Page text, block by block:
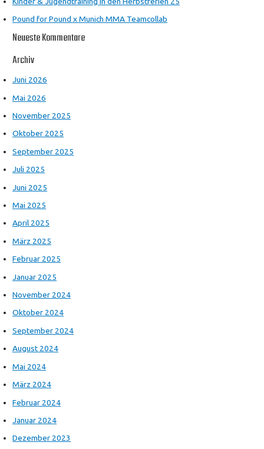
Pound for Pound x Munich MMA Teamcollab
Neueste Kommentare
Archiv
Juni 2026
Mai 2026
November 2025
Oktober 2025
September 2025
Juli 2025
Juni 2025
Mai 2025
April 2025
März 2025
Februar 2025
Januar 2025
November 2024
Oktober 2024
September 2024
August 2024
Mai 2024
März 2024
Februar 2024
Januar 2024
Dezember 2023